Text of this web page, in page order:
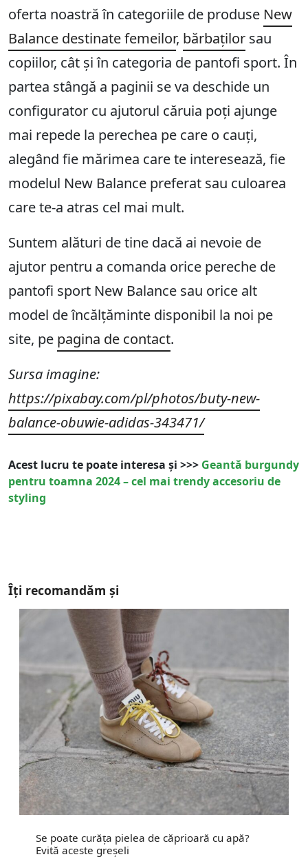
oferta noastră în categoriile de produse New
Balance destinate femeilor, bărbaților sau
copiilor, cât și în categoria de pantofi sport. În
partea stângă a paginii se va deschide un
configurator cu ajutorul căruia poți ajunge
mai repede la perechea pe care o cauți,
alegând fie mărimea care te interesează, fie
modelul New Balance preferat sau culoarea
care te-a atras cel mai mult.
Suntem alături de tine dacă ai nevoie de
ajutor pentru a comanda orice pereche de
pantofi sport New Balance sau orice alt
model de încălțăminte disponibil la noi pe
site, pe pagina de contact.
Sursa imagine:
https://pixabay.com/pl/photos/buty-new-
balance-obuwie-adidas-343471/
Acest lucru te poate interesa și >>> Geantă burgundy
pentru toamna 2024 – cel mai trendy accesoriu de
styling
Îți recomandăm și
Se poate curăța pielea de căprioară cu apă?
Evită aceste greșeli